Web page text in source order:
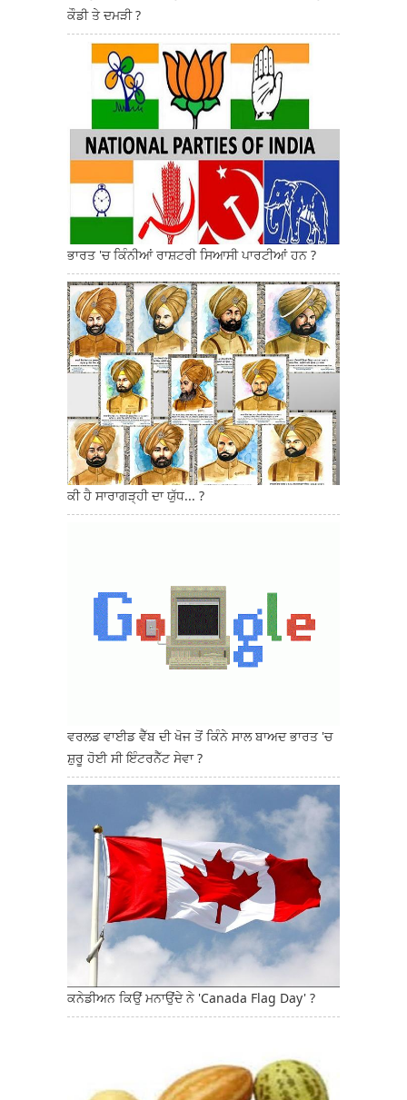
ਕੌਡੀ ਤੇ ਦਮੜੀ ?
ਭਾਰਤ 'ਚ ਕਿੰਨੀਆਂ ਰਾਸ਼ਟਰੀ ਸਿਆਸੀ ਪਾਰਟੀਆਂ ਹਨ ?
ਕੀ ਹੈ ਸਾਰਾਗੜ੍ਹੀ ਦਾ ਯੁੱਧ... ?
ਵਰਲਡ ਵਾਈਡ ਵੈੱਬ ਦੀ ਖੋਜ ਤੋਂ ਕਿੰਨੇ ਸਾਲ ਬਾਅਦ ਭਾਰਤ 'ਚ
ਸ਼ੁਰੂ ਹੋਈ ਸੀ ਇੰਟਰਨੈੱਟ ਸੇਵਾ ?
ਕਨੇਡੀਅਨ ਕਿਉਂ ਮਨਾਉਂਦੇ ਨੇ 'Canada Flag Day' ?